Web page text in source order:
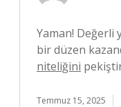
Yaman! Değerli
bir düzen
niteliğini
Temmuz 15, 2025